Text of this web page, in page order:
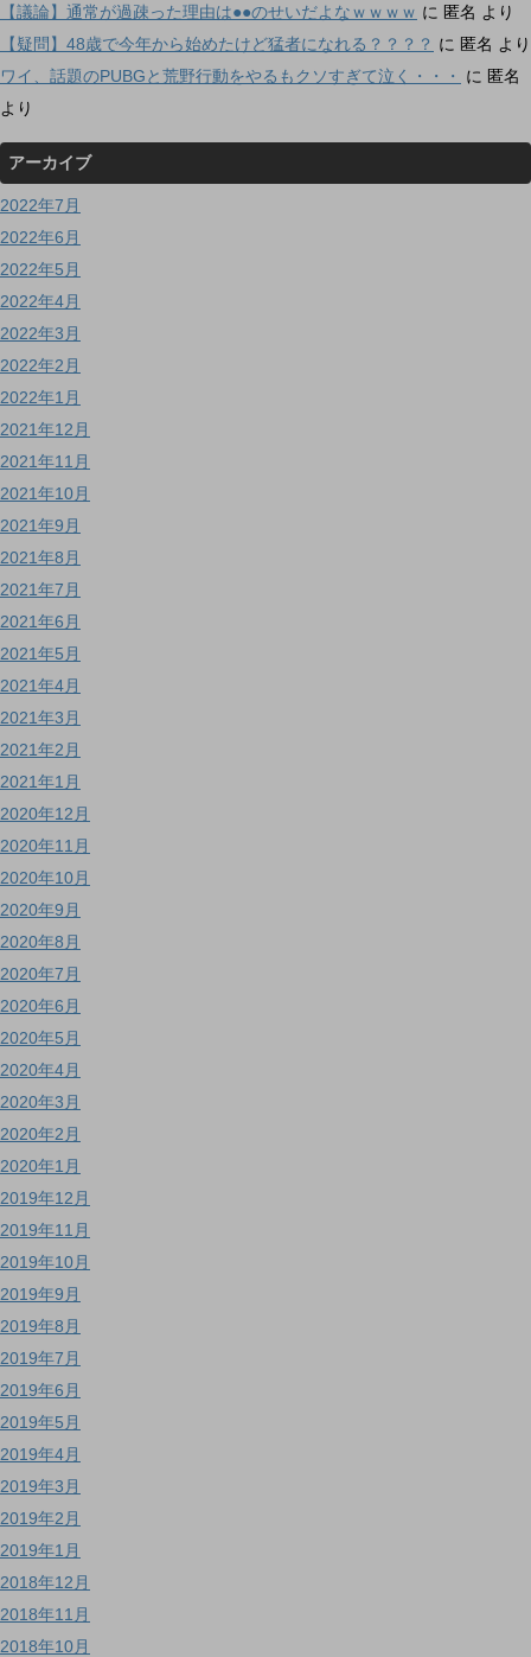
【議論】通常が過疎った理由は●●のせいだよなｗｗｗｗ に 匿名 より
【疑問】48歳で今年から始めたけど猛者になれる？？？？ に 匿名 より
ワイ、話題のPUBGと荒野行動をやるもクソすぎて泣く・・・
に 匿名
より
アーカイブ
2022年7月
2022年6月
2022年5月
2022年4月
2022年3月
2022年2月
2022年1月
2021年12月
2021年11月
2021年10月
2021年9月
2021年8月
2021年7月
2021年6月
2021年5月
2021年4月
2021年3月
2021年2月
2021年1月
2020年12月
2020年11月
2020年10月
2020年9月
2020年8月
2020年7月
2020年6月
2020年5月
2020年4月
2020年3月
2020年2月
2020年1月
2019年12月
2019年11月
2019年10月
2019年9月
2019年8月
2019年7月
2019年6月
2019年5月
2019年4月
2019年3月
2019年2月
2019年1月
2018年12月
2018年11月
2018年10月